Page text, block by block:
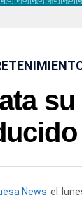
News el